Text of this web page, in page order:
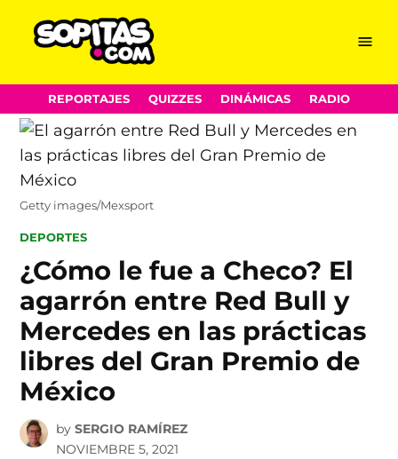
Skip
to
content
Menu
REPORTAJES QUIZZES DINÁMICAS RADIO
Getty images/Mexsport
POSTED
DEPORTES
¿Cómo le fue a Checo? El
agarrón entre Red Bull y
Mercedes en las prácticas
libres del Gran Premio de
México
by SERGIO RAMÍREZ
NOVIEMBRE 5, 2021